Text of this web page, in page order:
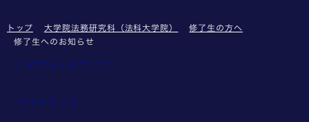
トップ 大学院法務研究科（法科大学院）
修了生の方へ
修了生へのお知らせ
このサイトについて
サイトマップ